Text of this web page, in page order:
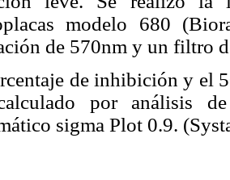
modelo 680
de 570nm y un filtro
de inhibición y el
por análisis
sigma Plot 0.9.